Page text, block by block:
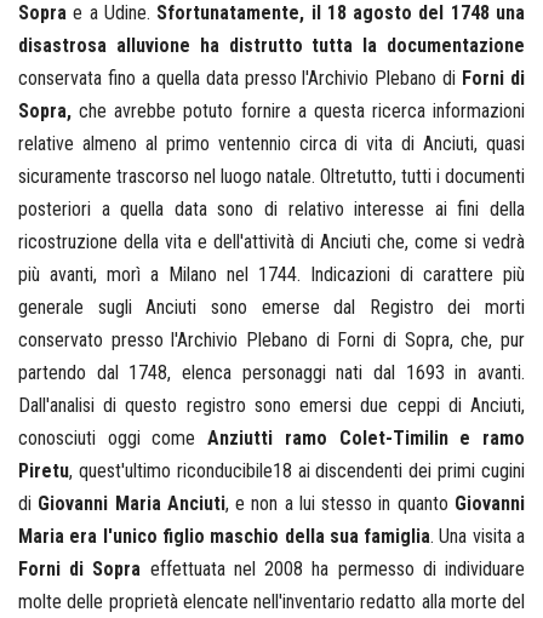
Sopra e a Udine. Sfortunatamente, il 18 agosto del 1748 una
disastrosa alluvione ha distrutto tutta la documentazione
conservata fino a quella data presso l'Archivio Plebano di Forni di
Sopra, che avrebbe potuto fornire a questa ricerca informazioni
relative almeno al primo ventennio circa di vita di Anciuti, quasi
sicuramente trascorso nel luogo natale. Oltretutto, tutti i documenti
posteriori a quella data sono di relativo interesse ai fini della
ricostruzione della vita e dell'attività di Anciuti che, come si vedrà
più avanti, morì a Milano nel 1744. Indicazioni di carattere più
generale sugli Anciuti sono emerse dal Registro dei morti
conservato presso l'Archivio Plebano di Forni di Sopra, che, pur
partendo dal 1748, elenca personaggi nati dal 1693 in avanti.
Dall'analisi di questo registro sono emersi due ceppi di Anciuti,
conosciuti oggi come Anziutti ramo Colet-Timilin e ramo
Piretu, quest'ultimo riconducibile18 ai discendenti dei primi cugini
di Giovanni Maria Anciuti, e non a lui stesso in quanto Giovanni
Maria era l'unico figlio maschio della sua famiglia. Una visita a
Forni di Sopra effettuata nel 2008 ha permesso di individuare
molte delle proprietà elencate nell'inventario redatto alla morte del